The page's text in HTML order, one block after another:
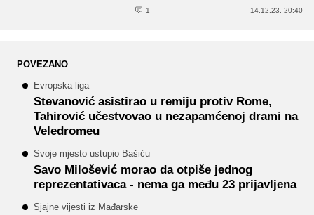
1 14.12.23. 20:40
POVEZANO
Evropska liga
Stevanović asistirao u remiju protiv Rome,
Tahirović učestvovao u nezapamćenoj drami na
Veledromeu
Svoje mjesto ustupio Bašiću
Savo Milošević morao da otpiše jednog
reprezentativaca - nema ga među 23 prijavljena
Sjajne vijesti iz Mađarske